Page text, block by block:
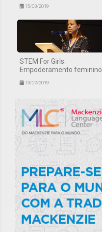
15/03/2019
STEM For Girls:
Empoderamento feminino
13/02/2019